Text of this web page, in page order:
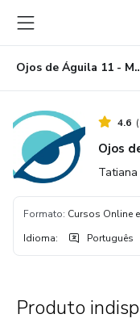
para
o
conteúdo
principal
para
o
pagamento
para
o
rodapé
Ojos de Águila
4.6 (
Ojos
Formato: Cursos Online
Idioma: Português
Produto